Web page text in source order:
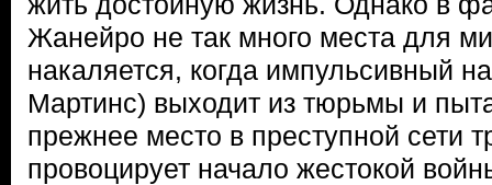
Жанейро не так много места для
накаляется, когда импульсивный
Мартинс) выходит из тюрьмы и
прежнее место в преступной сети
провоцирует начало жестокой